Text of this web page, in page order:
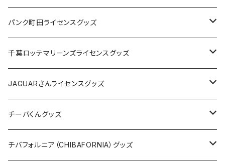
ステッカー
缶バッジ
ホテルキーホルダー
缶バッジ
アクリルキーホルダー
ホテルキーホルダー
クリアファイル
Tシャツ
Tシャツ
キャップ
バッグ
ステッカー
缶バッジ
パンク町田ライセンスグッズ
Tシャツ
キャップ
バッグ
ステッカー
千葉ロッテマリーンズライセンスグッズ
ステッカー
ステッカー
ステッカー大
缶バッジ
缶バッジ32mm
エコバッグ
JAGUARさんライセンスグッズ
Tシャツ
ステッカー
チーバくんグッズ
Tシャツ
チバフォルニア（CHIBAFORNIA）グッズ